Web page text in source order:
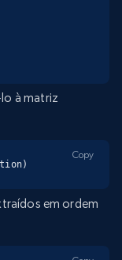
à matriz
Copy
em ordem